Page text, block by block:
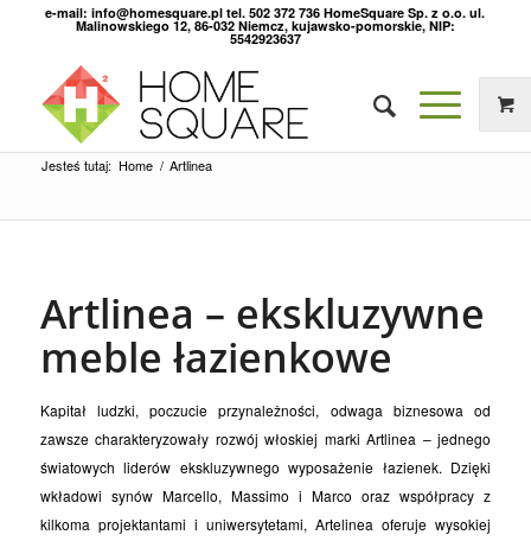
e-mail: info@homesquare.pl tel. 502 372 736 HomeSquare Sp. z o.o. ul.
Malinowskiego 12, 86-032 Niemcz, kujawsko-pomorskie, NIP:
5542923637
Jesteś tutaj: Home / Artlinea
Artlinea – ekskluzywne
meble łazienkowe
Kapitał ludzki, poczucie przynależności, odwaga biznesowa od
zawsze charakteryzowały rozwój włoskiej marki Artlinea – jednego
światowych liderów ekskluzywnego wyposażenie łazienek. Dzięki
wkładowi synów Marcello, Massimo i Marco oraz współpracy z
kilkoma projektantami i uniwersytetami, Artelinea oferuje wysokiej